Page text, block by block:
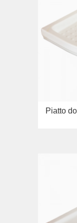
Piatto